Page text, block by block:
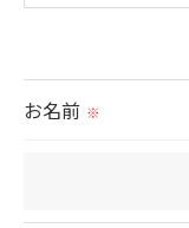
られた場合を除き
お名前 ※